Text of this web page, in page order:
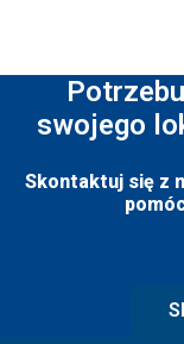
swojego
Skontaktuj się z